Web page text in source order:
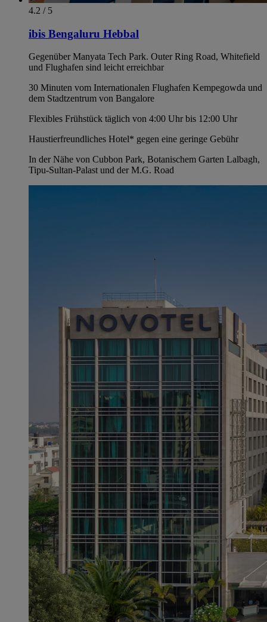
4.2 / 5
ibis Bengaluru Hebbal
Gegenüber Manyata Tech Park. Outer Ring Road, Whitefield
und Flughafen sind leicht erreichbar
30 Minuten vom Internationalen Flughafen Kempegowda und
dem Stadtzentrum von Bangalore
Flexibles Frühstück täglich von 4:00 Uhr bis 12:00 Uhr
Haustierfreundliches Hotel* gegen eine geringe Gebühr
In der Nähe von Cubbon Park, Botanischem Garten Lalbagh,
Tipu-Sultan-Palast und der M.G. Road